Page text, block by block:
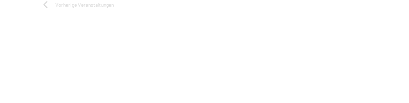
Vorherige Veranstaltungen